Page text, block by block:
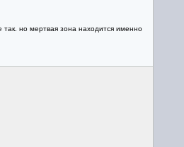
но мертвая зона находится именно